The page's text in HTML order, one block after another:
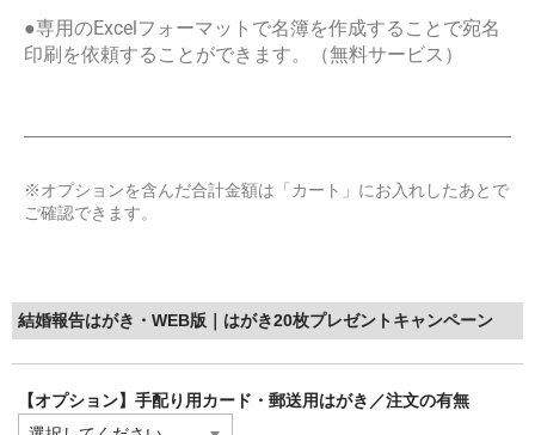
●専用のExcelフォーマットで名簿を作成することで宛名
印刷を依頼することができます。（無料サービス）
※オプションを含んだ合計金額は「カート」にお入れしたあとで
ご確認できます。
結婚報告はがき・WEB版｜はがき20枚プレゼントキャンペーン
【オプション】手配り用カード・郵送用はがき／注文の有無